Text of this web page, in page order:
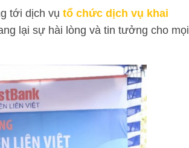
tới dịch vụ tổ chức dịch vụ khai
lại sự hài lòng và tin tưởng cho mọi